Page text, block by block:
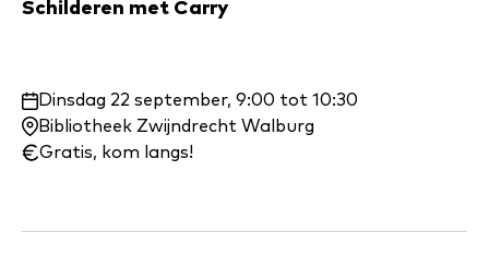
Schilderen met Carry
Waar
en
wanneer:
Dinsdag 22 september, 9:00 tot 10:30
Bibliotheek Zwijndrecht Walburg
Gratis, kom langs!